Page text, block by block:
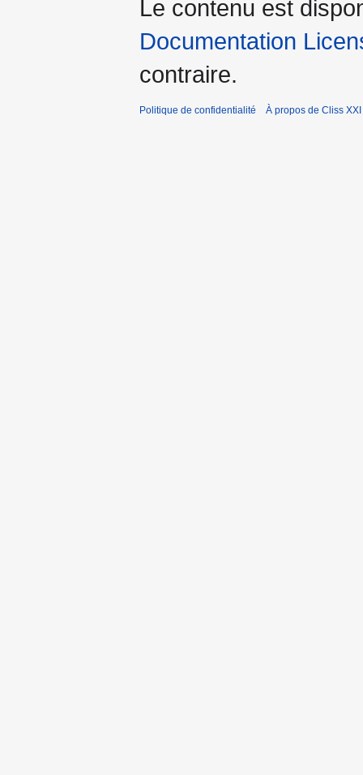
Le contenu est
Documentation
contraire.
Politique de confidentialité À propos de Cliss XXI